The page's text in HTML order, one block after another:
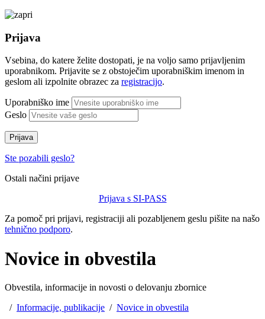
Prijava
Vsebina, do katere želite dostopati, je na voljo samo prijavljenim
uporabnikom. Prijavite se z obstoječim uporabniškim imenom in
geslom ali izpolnite obrazec za registracijo.
Uporabniško ime
Geslo
Prijava
Ste pozabili geslo?
Ostali načini prijave
Prijava s SI-PASS
Za pomoč pri prijavi, registraciji ali pozabljenem geslu pišite na našo
tehnično podporo.
Novice in obvestila
Obvestila, informacije in novosti o delovanju zbornice
/ Informacije, publikacije / Novice in obvestila